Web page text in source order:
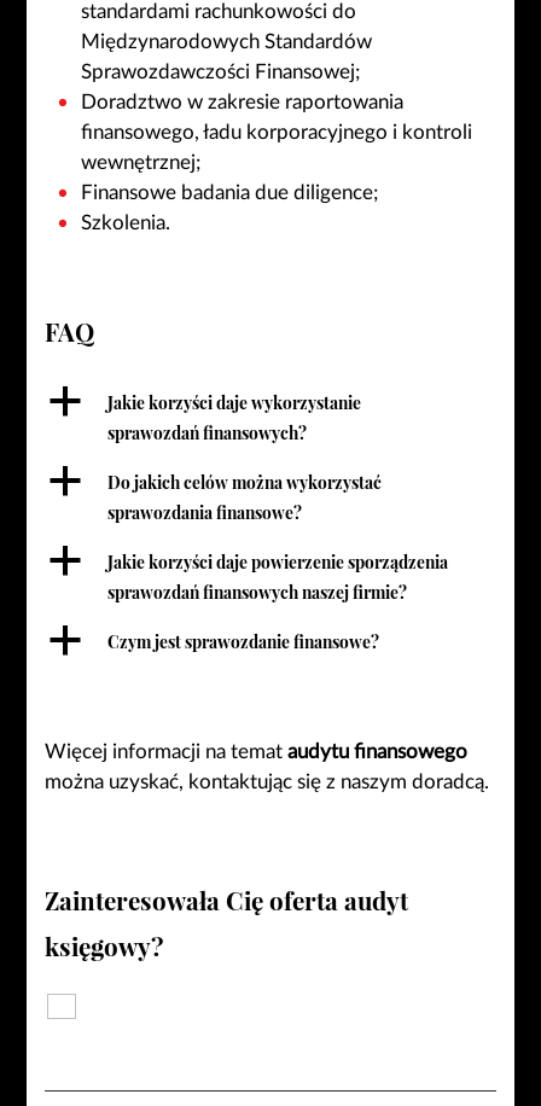
standardami rachunkowości do
Międzynarodowych Standardów
Sprawozdawczości Finansowej;
Doradztwo w zakresie raportowania
finansowego, ładu korporacyjnego i kontroli
wewnętrznej;
Finansowe badania due diligence;
Szkolenia.
FAQ
a
Jakie korzyści daje wykorzystanie
sprawozdań finansowych?
a
Do jakich celów można wykorzystać
sprawozdania finansowe?
a
Jakie korzyści daje powierzenie sporządzenia
sprawozdań finansowych naszej firmie?
a Czym jest sprawozdanie finansowe?
Więcej informacji na temataudytu finansowego
można uzyskać, kontaktując się z naszym doradcą.
Zainteresowała Cię ofertaaudyt
księgowy?